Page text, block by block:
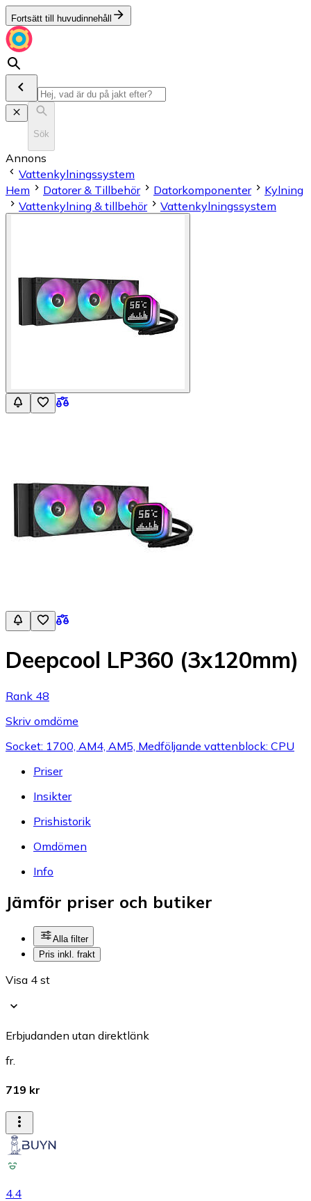
Fortsätt till huvudinnehåll
Sök
Annons
Vattenkylningssystem
Hem
Datorer & Tillbehör Datorkomponenter
Kylning
Vattenkylning & tillbehör
Vattenkylningssystem
Deepcool LP360 (3x120mm)
Rank 48
Skriv omdöme
Socket: 1700, AM4, AM5, Medföljande vattenblock: CPU
Priser
Insikter
Prishistorik
Omdömen
Info
Jämför priser och butiker
Alla filter
Pris inkl. frakt
Visa 4 st
Erbjudanden utan direktlänk
fr.
719 kr
4.4